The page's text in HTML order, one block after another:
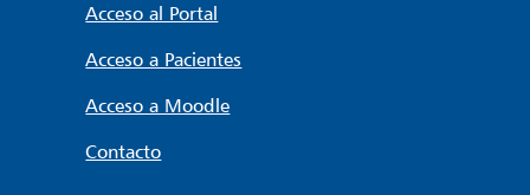
Acceso al Portal
Acceso a Pacientes
Acceso a Moodle
Contacto